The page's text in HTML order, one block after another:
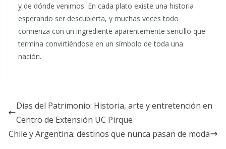
y de dónde venimos. En cada plato existe una historia
esperando ser descubierta, y muchas veces todo
comienza con un ingrediente aparentemente sencillo que
termina convirtiéndose en un símbolo de toda una
nación.
Días del Patrimonio: Historia, arte y entretención en
Centro de Extensión UC Pirque
Chile y Argentina: destinos que nunca pasan de moda